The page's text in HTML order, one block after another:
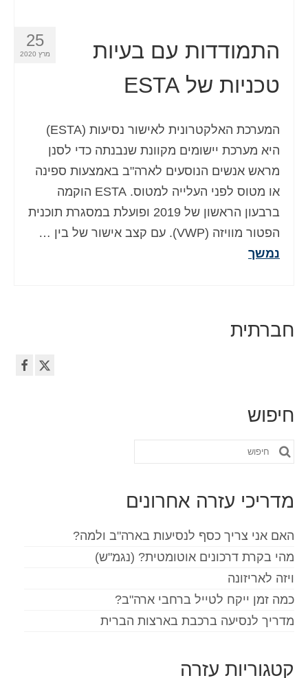
25
מרץ 2020
התמודדות עם בעיות
טכניות של ESTA
המערכת האלקטרונית לאישור נסיעות (ESTA)
היא מערכת יישומים מקוונת שנבנתה כדי לסנן
מראש אנשים הנוסעים לארה"ב באמצעות ספינה
או מטוס לפני העלייה למטוס. ESTA הוקמה
ברבעון הראשון של 2019 ופועלת במסגרת תוכנית
הפטור מוויזה (VWP). עם קצב אישור של בין …
נמשך
חברתית
חיפוש
חפש
מדריכי עזרה אחרונים
האם אני צריך כסף לנסיעות בארה"ב ולמה?
מהי בקרת דרכונים אוטומטית? (נגמ"ש)
ויזה לאריזונה
כמה זמן ייקח לטייל ברחבי ארה"ב?
מדריך לנסיעה ברכבת בארצות הברית
קטגוריות עזרה